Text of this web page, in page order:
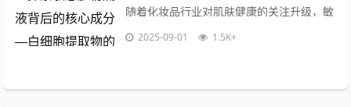
随着化妆品行业对肌肤健康的关注升级，敏
感肌粉底液逐渐成为市场新宠，据统计，全
2025-09-01 1.5K+